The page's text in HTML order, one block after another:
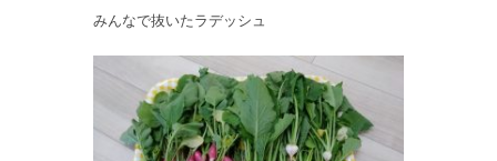
みんなで抜いたラデッシュ